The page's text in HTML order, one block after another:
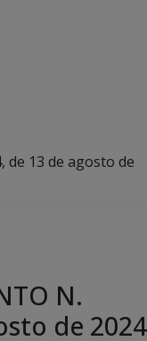
de 13 de agosto de
N.
de 2024